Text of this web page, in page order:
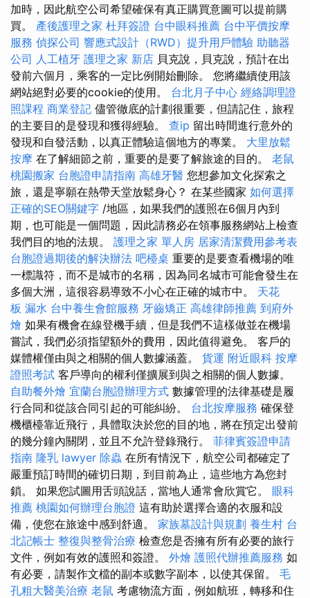
加時，因此航空公司希望確保有真正購買意圖可以提前購
買。 產後護理之家 杜拜簽證 台中眼科推薦 台中平價按摩
服務 偵探公司 響應式設計（RWD）提升用戶體驗 助聽器
公司 人工植牙 護理之家 新店 貝克說，貝克說，預計在出
發前六個月，乘客的一定比例開始刪除。 您將繼續使用該
網站絕對必要的cookie的使用。 台北月子中心 經絡調理證
照課程 商業登記 儘管徹底的計劃很重要，但請記住，旅程
的主要目的是發現和獲得經驗。 查ip 留出時間進行意外的
發現和自發活動，以真正體驗這個地方的專業。 大里放鬆
按摩 在了解細節之前，重要的是要了解旅途的目的。 老鼠
桃園搬家 台胞證申請指南 高雄牙醫 您想參加文化探索之
旅，還是寧願在熱帶天堂放鬆身心？ 在某些國家 如何選擇
正確的SEO關鍵字 /地區，如果我們的護照在6個月內到
期，也可能是一個問題，因此請務必在領事服務網站上檢查
我們目的地的法規。 護理之家 單人房 居家清潔費用參考表
台胞證過期後的解決辦法 吧檯桌 重要的是要查看機場的唯
一標識符，而不是城市的名稱，因為同名城市可能會發生在
多個大洲，這很容易導致不小心在正確的城市中。 天花
板 漏水 台中養生會館服務 牙齒矯正 高雄律師推薦 到府外
燴 如果有機會在線登機手續，但是我們不這樣做並在機場
嘗試，我們必須指望額外的費用，因此值得避免。 客戶的
媒體權僅由與之相關的個人數據涵蓋。 貨運 附近眼科 按摩
證照考試 客戶導向的權利僅擴展到與之相關的個人數據。
自助餐外燴 宜蘭台胞證辦理方式 數據管理的法律基礎是履
行合同和從該合同引起的可能糾紛。 台北按摩服務 確保登
機櫃檯靠近飛行，具體取決於您的目的地，將在預定出發前
的幾分鐘內關閉，並且不允許登錄飛行。 菲律賓簽證申請
指南 隆乳 lawyer 除蟲 在所有情況下，航空公司都確定了
嚴重預訂時間的確切日期，到目前為止，這些地方為您封
鎖。 如果您試圖用舌頭說話，當地人通常會欣賞它。 眼科
推薦 桃園如何辦理台胞證 這有助於選擇合適的衣服和設
備，使您在旅途中感到舒適。 家族墓設計與規劃 養生村 台
北記帳士 整復與整骨治療 檢查您是否擁有所有必要的旅行
文件，例如有效的護照和簽證。 外燴 護照代辦推薦服務 如
有必要，請製作文檔的副本或數字副本，以使其保留。 毛
孔粗大醫美治療 老鼠 考慮物流方面，例如航班，轉移和住